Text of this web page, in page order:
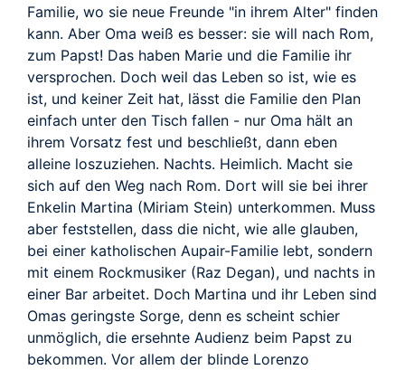
Familie, wo sie neue Freunde "in ihrem Alter" finden
kann. Aber Oma weiß es besser: sie will nach Rom,
zum Papst! Das haben Marie und die Familie ihr
versprochen. Doch weil das Leben so ist, wie es
ist, und keiner Zeit hat, lässt die Familie den Plan
einfach unter den Tisch fallen - nur Oma hält an
ihrem Vorsatz fest und beschließt, dann eben
alleine loszuziehen. Nachts. Heimlich. Macht sie
sich auf den Weg nach Rom. Dort will sie bei ihrer
Enkelin Martina (Miriam Stein) unterkommen. Muss
aber feststellen, dass die nicht, wie alle glauben,
bei einer katholischen Aupair-Familie lebt, sondern
mit einem Rockmusiker (Raz Degan), und nachts in
einer Bar arbeitet. Doch Martina und ihr Leben sind
Omas geringste Sorge, denn es scheint schier
unmöglich, die ersehnte Audienz beim Papst zu
bekommen. Vor allem der blinde Lorenzo